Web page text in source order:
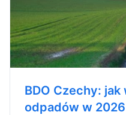
BDO Czechy:
odpadów w